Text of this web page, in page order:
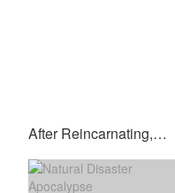
After Reincarnating, the Ice-Cold Prince Won’t Leave Me Alone